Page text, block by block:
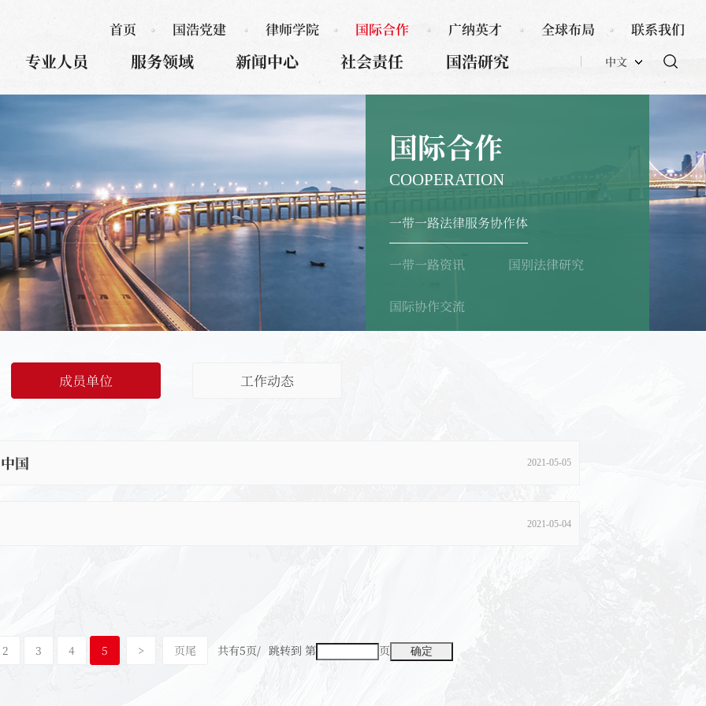
专业人员 服务领域 新闻中心 社会责任 国浩研究 中文
首页 国浩党建 律师学院 国际合作 广纳英才 全球布局 联系我们
国际合作
COOPERATION
一带一路法律服务协作体
一带一路资讯 国别法律研究
国际协作交流
成员单位 工作动态
国 2021-05-05
2021-05-04
2 3 4 5 > 页尾 共有5页/ 跳转到 第 页